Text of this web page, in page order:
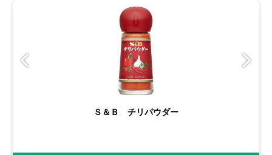
Ｓ＆Ｂ チリパウダー